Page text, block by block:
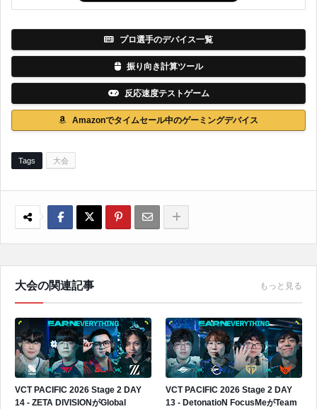
プロ選手のデバイス一覧
振り向き計算ツール
反応速度テストゲーム
Amazonでタイムセール中のゲーミングデバイス
Tags 大会
大会の関連記事 もっと見る
VCT PACIFIC 2026 Stage 2 DAY
14 - ZETA DIVISIONがGlobal
VCT PACIFIC 2026 Stage 2 DAY
13 - DetonatioN FocusMeがTeam